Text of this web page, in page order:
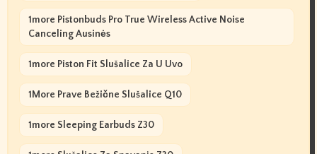
1more Pistonbuds Pro True Wireless Active Noise
Canceling Ausinės
1more Piston Fit Slušalice Za U Uvo
1More Prave Bežične Slušalice Q10
1more Sleeping Earbuds Z30